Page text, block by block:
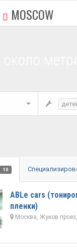
MOSCOW
10
ABLe cars
пленки)
Москва, Жуков